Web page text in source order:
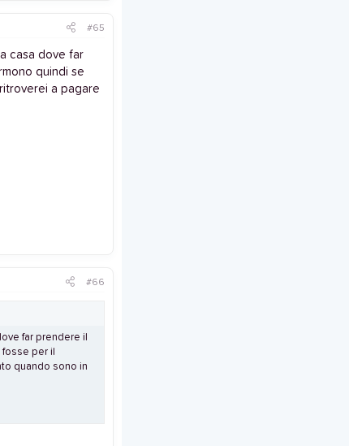
#65
casa dove far
quindi se
a pagare
#66
far prendere il
fosse per il
quando sono in